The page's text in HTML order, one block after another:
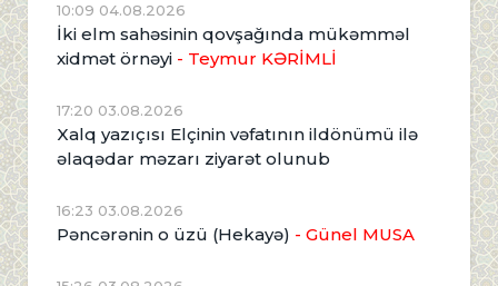
10:09 04.08.2026
İki elm sahəsinin qovşağında mükəmməl
xidmət örnəyi - Teymur KƏRİMLİ
17:20 03.08.2026
Xalq yazıçısı Elçinin vəfatının ildönümü ilə
əlaqədar məzarı ziyarət olunub
16:23 03.08.2026
Pəncərənin o üzü (Hekayə) - Günel MUSA